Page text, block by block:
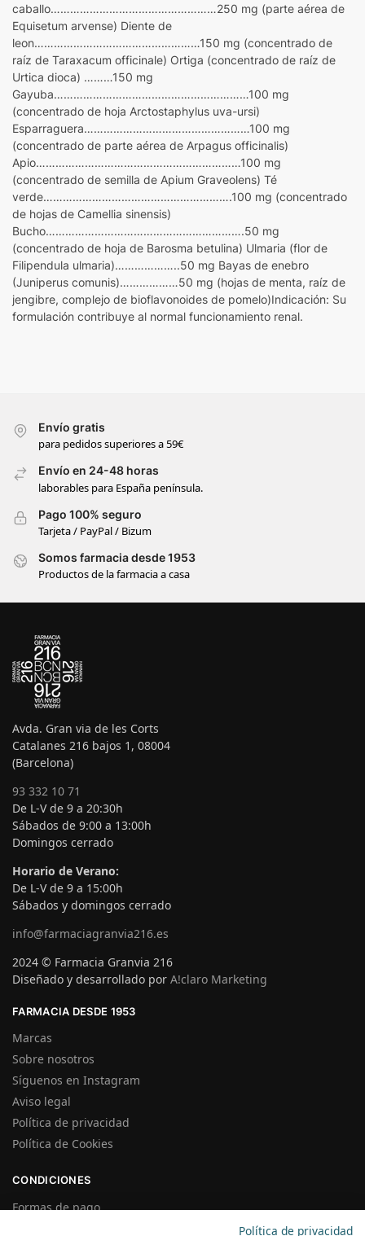
caballo……………………………………………250 mg (parte aérea de
Equisetum arvense) Diente de
leon……………………………………………150 mg (concentrado de
raíz de Taraxacum officinale) Ortiga (concentrado de raíz de
Urtica dioca) ………150 mg
Gayuba……………………………………………………100 mg
(concentrado de hoja Arctostaphylus uva-ursi)
Esparraguera……………………………………………100 mg
(concentrado de parte aérea de Arpagus officinalis)
Apio………………………………………………………100 mg
(concentrado de semilla de Apium Graveolens) Té
verde………………………………………………….100 mg (concentrado
de hojas de Camellia sinensis)
Bucho…………………………………………………….50 mg
(concentrado de hoja de Barosma betulina) Ulmaria (flor de
Filipendula ulmaria)………………..50 mg Bayas de enebro
(Juniperus comunis)………………50 mg (hojas de menta, raíz de
jengibre, complejo de bioflavonoides de pomelo)Indicación: Su
formulación contribuye al normal funcionamiento renal.
Envío gratis
para pedidos superiores a 59€
Envío en 24-48 horas
laborables para España península.
Pago 100% seguro
Tarjeta / PayPal / Bizum
Somos farmacia desde 1953
Productos de la farmacia a casa
Avda. Gran via de les Corts
Catalanes 216 bajos 1, 08004
(Barcelona)
93 332 10 71
De L-V de 9 a 20:30h
Sábados de 9:00 a 13:00h
Domingos cerrado
Horario de Verano:
De L-V de 9 a 15:00h
Sábados y domingos cerrado
info@farmaciagranvia216.es
2024 © Farmacia Granvia 216
Diseñado y desarrollado por A!claro Marketing
FARMACIA DESDE 1953
Marcas
Sobre nosotros
Síguenos en Instagram
Aviso legal
Política de privacidad
Política de Cookies
CONDICIONES
Formas de pago
Política de privacidad